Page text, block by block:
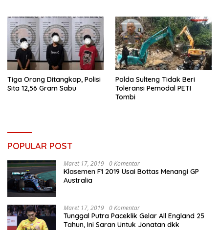
Tiga Orang Ditangkap, Polisi
Sita 12,56 Gram Sabu
Polda Sulteng Tidak Beri
Toleransi Pemodal PETI
Tombi
POPULAR POST
Maret 17, 2019 0 Komentar
Klasemen F1 2019 Usai Bottas Menangi GP
Australia
Maret 17, 2019 0 Komentar
Tunggal Putra Paceklik Gelar All England 25
Tahun, Ini Saran Untuk Jonatan dkk